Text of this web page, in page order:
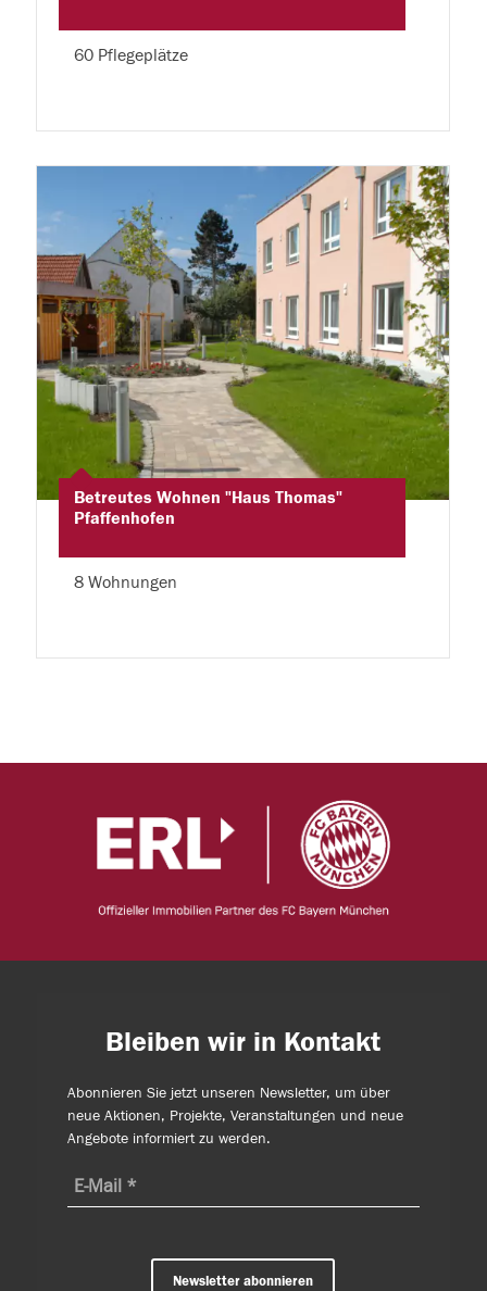
60 Pflegeplätze
Betreutes Wohnen "Haus Thomas"
Pfaffenhofen
8 Wohnungen
Bleiben wir in Kontakt
Abonnieren Sie jetzt unseren Newsletter, um über
neue Aktionen, Projekte, Veranstaltungen und neue
Angebote informiert zu werden.
Newsletter abonnieren